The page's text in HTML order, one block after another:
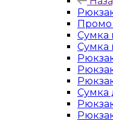
Промо
Сумка
Сумка
Рюкзак
Сумка
Рюкзак